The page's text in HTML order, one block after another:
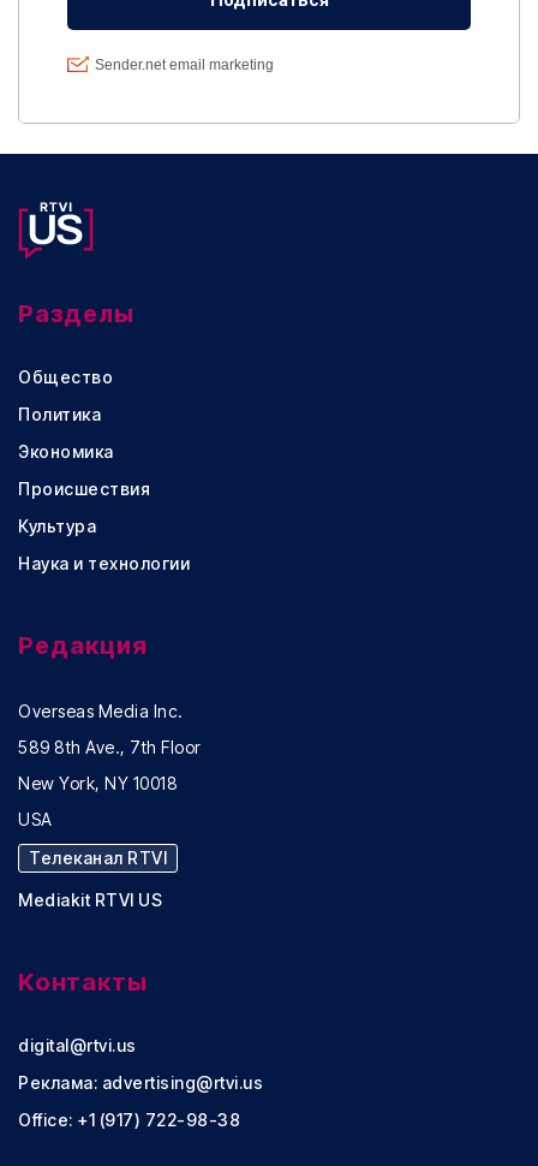
Разделы
Общество
Политика
Экономика
Происшествия
Культура
Наука и технологии
Редакция
Overseas Media Inc.
589 8th Ave., 7th Floor
New York, NY 10018
USA
Телеканал RTVI
Mediakit RTVI US
Контакты
digital@rtvi.us
Реклама: advertising@rtvi.us
Office: +1 (917) 722-98-38